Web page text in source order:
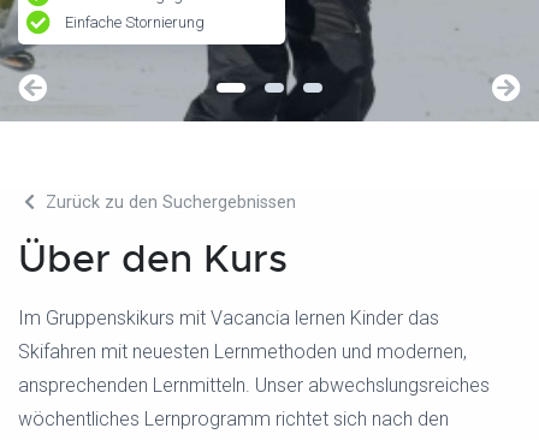
Einfache Stornierung
Zurück zu den Suchergebnissen
Über den Kurs
Im Gruppenskikurs mit Vacancia lernen Kinder das
Skifahren mit neuesten Lernmethoden und modernen,
ansprechenden Lernmitteln. Unser abwechslungsreiches
wöchentliches Lernprogramm richtet sich nach den